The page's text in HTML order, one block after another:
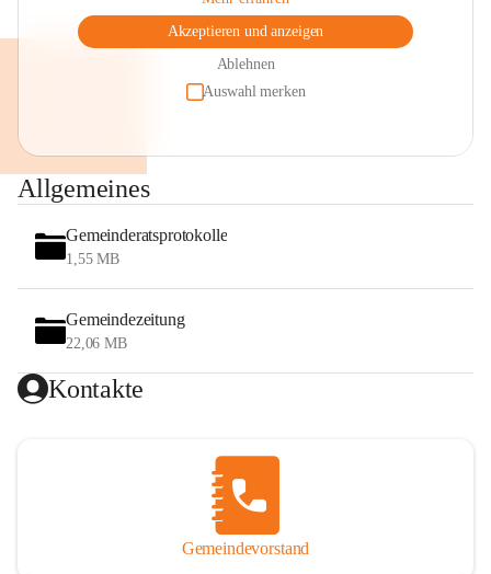
Akzeptieren und anzeigen
Ablehnen
Auswahl merken
Allgemeines
Gemeinderatsprotokolle
1,55 MB
Gemeindezeitung
22,06 MB
Kontakte
Gemeindevorstand